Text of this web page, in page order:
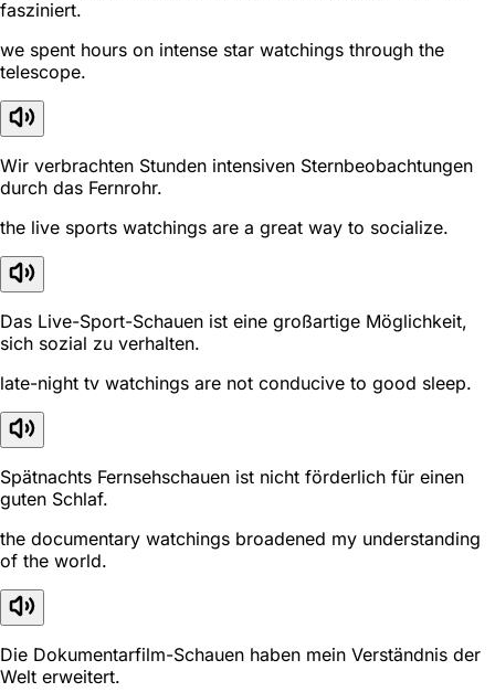
fasziniert.
we spent hours on intense star watchings through the
telescope.
Wir verbrachten Stunden intensiven Sternbeobachtungen
durch das Fernrohr.
the live sports watchings are a great way to socialize.
Das Live-Sport-Schauen ist eine großartige Möglichkeit,
sich sozial zu verhalten.
late-night tv watchings are not conducive to good sleep.
Spätnachts Fernsehschauen ist nicht förderlich für einen
guten Schlaf.
the documentary watchings broadened my understanding
of the world.
Die Dokumentarfilm-Schauen haben mein Verständnis der
Welt erweitert.